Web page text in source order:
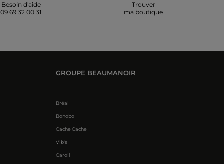
Besoin d'aide
09 69 32 00 31
Trouver
ma boutique
GROUPE BEAUMANOIR
Bréal
Bonobo
Cache Cache
Vib's
Caroll